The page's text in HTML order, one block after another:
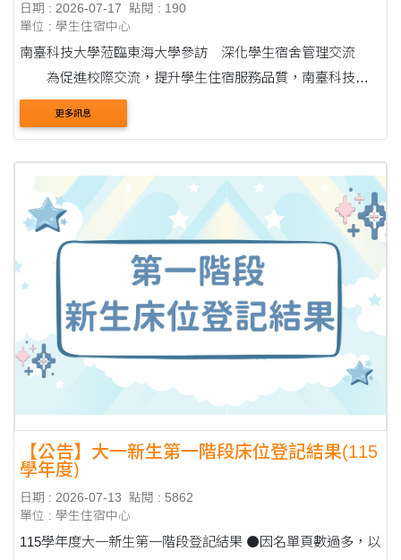
日期 : 2026-07-17
點閱 : 190
單位 : 學生住宿中心
南臺科技大學蒞臨東海大學參訪 深化學生宿舍管理交流
為促進校際交流，提升學生住宿服務品質，南臺科技大
學於2026年7月15日下午由學務長鄭淑真率領生活輔導組組長
劉嘉坤等一行4人蒞臨東海大學參訪學生宿舍，....
更多訊息
【公告】大一新生第一階段床位登記結果(115
學年度)
日期 : 2026-07-13
點閱 : 5862
單位 : 學生住宿中心
115學年度大一新生第一階段登記結果 ⚫因名單頁數過多，以